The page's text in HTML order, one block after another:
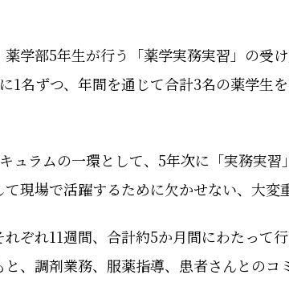
学部5年生が行う「薬学実務実習」の受け
1名ずつ、年間を通じて合計3名の薬学生
ュラムの一環として、5年次に「実務実習
現場で活躍するために欠かせない、大変
ぞれ11週間、合計約5か月間にわたって行
、調剤業務、服薬指導、患者さんとの